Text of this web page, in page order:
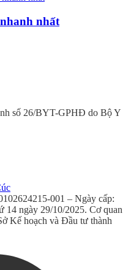
nhất
số 26/BYT-GPHĐ do Bộ Y
001 – Ngày cấp:
14 ngày 29/10/2025. Cơ quan
Kế hoạch và Đầu tư thành